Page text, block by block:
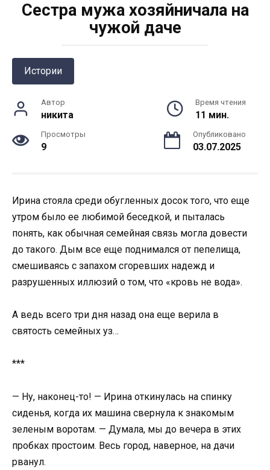
Сестра мужа хозяйничала на
чужой даче
Истории
Автор
никита
Время чтения
11 мин.
Просмотры
9
Опубликовано
03.07.2025
Ирина стояла среди обугленных досок того, что еще
утром было ее любимой беседкой, и пыталась
понять, как обычная семейная связь могла довести
до такого. Дым все еще поднимался от пепелища,
смешиваясь с запахом сгоревших надежд и
разрушенных иллюзий о том, что «кровь не вода».
А ведь всего три дня назад она еще верила в
святость семейных уз…
***
— Ну, наконец-то! — Ирина откинулась на спинку
сиденья, когда их машина свернула к знакомым
зеленым воротам. — Думала, мы до вечера в этих
пробках простоим. Весь город, наверное, на дачи
рванул.